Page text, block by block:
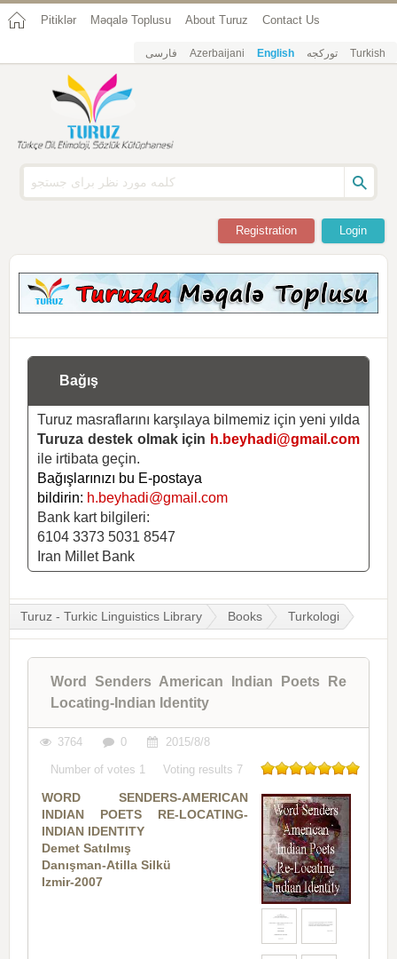
Pitiklər Məqalə Toplusu About Turuz Contact Us
فارسی Azerbaijani English تورکجه Turkish
Login
Registration
Bağış
Turuz masraflarını karşılaya bilmemiz için yeni yılda
Turuza destek olmak için h.beyhadi@gmail.com
ile irtibata geçin.
Bağışlarınızı bu E-postaya
bildirin: h.beyhadi@gmail.com
Bank kart bilgileri:
6104 3373 5031 8547
Iran Millet Bank
Turuz - Turkic Linguistics Library Books Turkologi
Word Senders American Indian Poets Re
Locating-Indian Identity
3764 0 2015/8/8
Number of votes 1 Voting results 7
WORD SENDERS-AMERICAN
INDIAN POETS RE-LOCATING-
INDIAN IDENTITY
Demet Satılmış
Danışman-Atilla Silkü
Izmir-2007